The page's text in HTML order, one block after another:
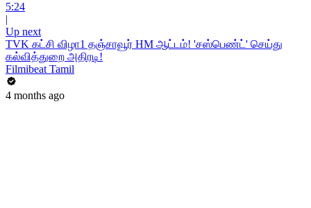
5:24
|
Up next
TVK கட்சி விழா1 தஞ்சாவூர் HM ஆட்டம்! 'சஸ்பெண்ட்' செய்து
கல்வித்துறை அதிரடி!
Filmibeat Tamil
4 months ago